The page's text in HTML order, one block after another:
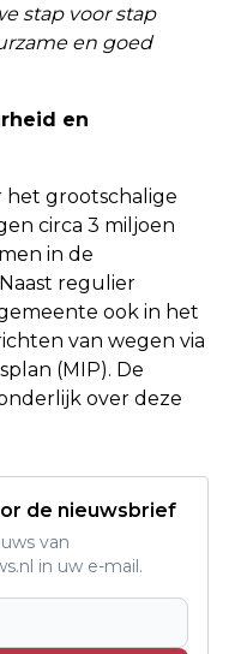
stap voor stap
en goed
en
het grootschalige
circa 3 miljoen
in de
regulier
ook in het
van wegen via
(MIP). De
over deze
de nieuwsbrief
van
in uw e-mail.